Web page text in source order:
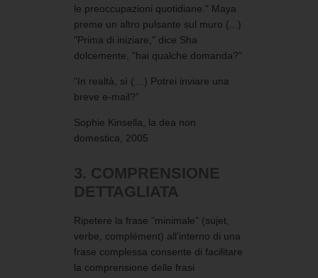
le preoccupazioni quotidiane." Maya
preme un altro pulsante sul muro (...)
"Prima di iniziare," dice Sha
dolcemente, "hai qualche domanda?"
“In realtà, sì (…) Potrei inviare una
breve e-mail?”
Sophie Kinsella, la dea non
domestica, 2005
3. COMPRENSIONE
DETTAGLIATA
Ripetere la frase “minimale” (sujet,
verbe, complément) all'interno di una
frase complessa consente di facilitare
la comprensione delle frasi